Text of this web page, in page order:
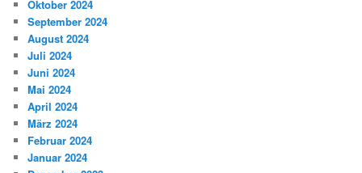
Oktober 2024
September 2024
August 2024
Juli 2024
Juni 2024
Mai 2024
April 2024
März 2024
Februar 2024
Januar 2024